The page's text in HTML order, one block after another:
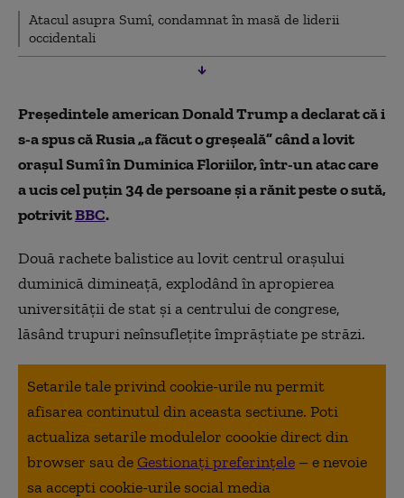
Atacul asupra Sumî, condamnat în masă de liderii
occidentali
Președintele american Donald Trump adeclaratcă i
s-a spus că Rusia „a făcut o greșeală” când a lovit
orașul Sumî în Duminica Floriilor, într-un atac care
a ucis cel puțin 34 de persoane și a rănit peste o sută,
potrivitBBC.
Două rachete balistice au lovit centrul orașului
duminică dimineață, explodând în apropierea
universității de stat și a centrului de congrese,
lăsând trupuri neînsuflețite împrăștiate pe străzi.
Setarile tale privind cookie-urile nu permit
afisarea continutul din aceasta sectiune. Poti
actualiza setarile modulelor coookie direct din
browser sau deGestionați preferințele – e nevoie
sa accepti cookie-urile social media